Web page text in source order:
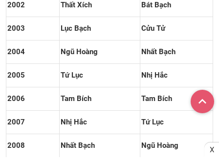
2002 Thất Xích Bát Bạch
2003 Lục Bạch Cửu Tử
2004 Ngũ Hoàng Nhất Bạch
2005 Tứ Lục Nhị Hắc
2006 Tam Bích Tam Bích
2007 Nhị Hắc Tứ Lục
2008 Nhất Bạch Ngũ Hoàng X